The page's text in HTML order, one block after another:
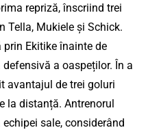
repriză, înscriind trei
Tella, Mukiele și Schick.
Ekitike înainte de
a oaspeților. În a
avantajul de trei goluri
la distanță. Antrenorul
sale, considerând